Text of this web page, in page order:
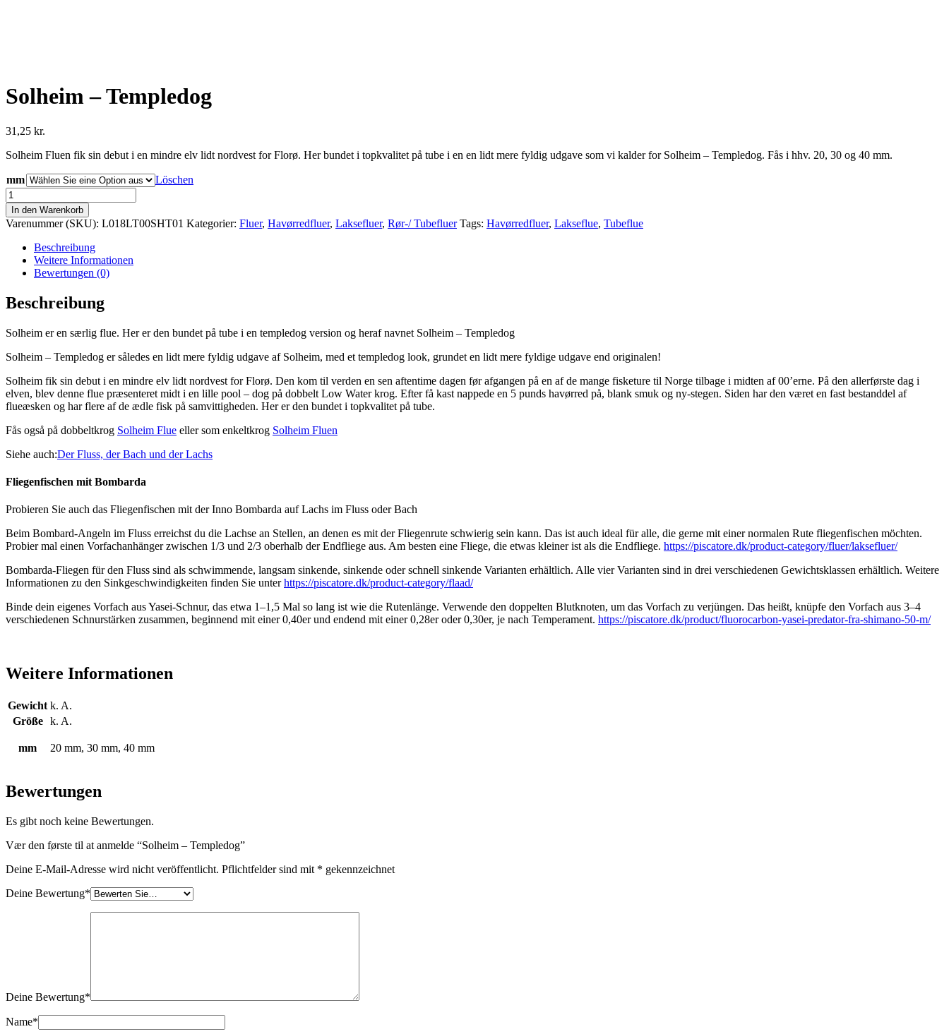
Solheim – Templedog
31,25 kr.
Solheim Fluen fik sin debut i en mindre elv lidt nordvest for Florø. Her bundet i topkvalitet på tube i en en lidt mere fyldig udgave som vi kalder for Solheim – Templedog. Fås i hhv. 20, 30 og 40 mm.
mm
Löschen
Solheim
-
Templedog
antal
In den Warenkorb
Varenummer (SKU): L018LT00SHT01 Kategorier: Fluer, Havørredfluer, Laksefluer, Rør-/ Tubefluer Tags: Havørredfluer, Lakseflue, Tubeflue
Beschreibung
Weitere Informationen
Bewertungen (0)
Beschreibung
Solheim er en særlig flue. Her er den bundet på tube i en templedog version og heraf navnet Solheim – Templedog
Solheim – Templedog er således en lidt mere fyldig udgave af Solheim, med et templedog look, grundet en lidt mere fyldige udgave end originalen!
Solheim fik sin debut i en mindre elv lidt nordvest for Florø. Den kom til verden en sen aftentime dagen før afgangen på en af de mange fisketure til Norge tilbage i midten af 00’erne. På den allerførste dag i
elven, blev denne flue præsenteret midt i en lille pool – dog på dobbelt Low Water krog. Efter få kast nappede en 5 punds havørred på, blank smuk og ny-stegen. Siden har den været en fast bestanddel af
flueæsken og har flere af de ædle fisk på samvittigheden. Her er den bundet i topkvalitet på tube.
Fås også på dobbeltkrog Solheim Flue eller som enkeltkrog Solheim Fluen
Siehe auch:Der Fluss, der Bach und der Lachs
Fliegenfischen mit Bombarda
Probieren Sie auch das Fliegenfischen mit der Inno Bombarda auf Lachs im Fluss oder Bach
Beim Bombard-Angeln im Fluss erreichst du die Lachse an Stellen, an denen es mit der Fliegenrute schwierig sein kann. Das ist auch ideal für alle, die gerne mit einer normalen Rute fliegenfischen möchten.
Probier mal einen Vorfachanhänger zwischen 1/3 und 2/3 oberhalb der Endfliege aus. Am besten eine Fliege, die etwas kleiner ist als die Endfliege. https://piscatore.dk/product-category/fluer/laksefluer/
Bombarda-Fliegen für den Fluss sind als schwimmende, langsam sinkende, sinkende oder schnell sinkende Varianten erhältlich. Alle vier Varianten sind in drei verschiedenen Gewichtsklassen erhältlich. Weitere
Informationen zu den Sinkgeschwindigkeiten finden Sie unterhttps://piscatore.dk/product-category/flaad/
Binde dein eigenes Vorfach aus Yasei-Schnur, das etwa 1–1,5 Mal so lang ist wie die Rutenlänge. Verwende den doppelten Blutknoten, um das Vorfach zu verjüngen. Das heißt, knüpfe den Vorfach aus 3–4
verschiedenen Schnurstärken zusammen, beginnend mit einer 0,40er und endend mit einer 0,28er oder 0,30er, je nach Temperament. https://piscatore.dk/product/fluorocarbon-yasei-predator-fra-shimano-50-m/
Weitere Informationen
Gewicht k. A.
Größe
k. A.
mm 20 mm, 30 mm, 40 mm
Bewertungen
Es gibt noch keine Bewertungen.
Vær den første til at anmelde “Solheim – Templedog”
Deine E-Mail-Adresse wird nicht veröffentlicht. Pflichtfelder sind mit * gekennzeichnet
Deine Bewertung*
Deine Bewertung*
Name*